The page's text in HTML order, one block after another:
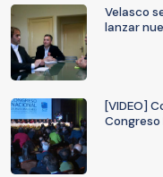
Velasco
lanzar
[VIDEO]